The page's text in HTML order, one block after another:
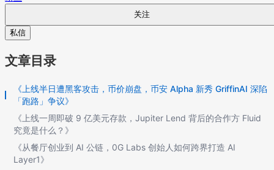
关注
私信
文章目录
《上线半日遭黑客攻击，币价崩盘，币安 Alpha 新秀 GriffinAI 深陷
「跑路」争议》
《上线一周即破 9 亿美元存款，Jupiter Lend 背后的合作方 Fluid
究竟是什么？》
《从餐厅创业到 AI 公链，0G Labs 创始人如何跨界打造 AI
Layer1》